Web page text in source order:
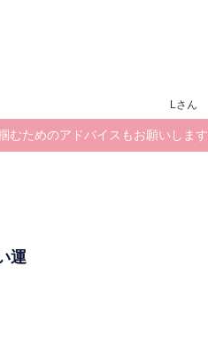
Lさん
むためのアドバイスもお願いします
運